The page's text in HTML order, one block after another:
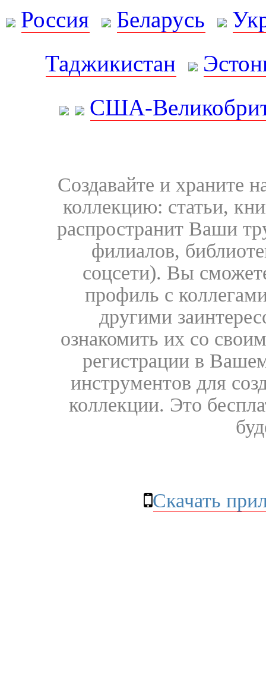
Россия Беларусь
Таджикистан
США-
Создавайте и храните
коллекцию: статьи,
распространит Ваши
филиалов,
соцсети). Вы
профиль с
другими
ознакомить их со
регистрации в
инструментов для
коллекции. Это
Скачать